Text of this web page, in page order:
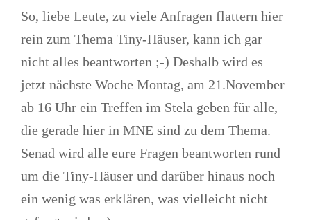
So, liebe Leute, zu viele Anfragen flattern hier
rein zum Thema Tiny-Häuser, kann ich gar
nicht alles beantworten ;-) Deshalb wird es
jetzt nächste Woche Montag, am 21.November
ab 16 Uhr ein Treffen im Stela geben für alle,
die gerade hier in MNE sind zu dem Thema.
Senad wird alle eure Fragen beantworten rund
um die Tiny-Häuser und darüber hinaus noch
ein wenig was erklären, was vielleicht nicht